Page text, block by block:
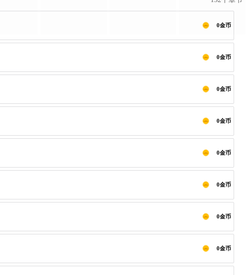
0金币
0金币
0金币
0金币
0金币
0金币
0金币
0金币